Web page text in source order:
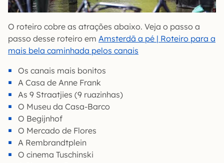
O roteiro cobre as atrações abaixo. Veja o passo a
passo desse roteiro em Amsterdã a pé | Roteiro para a
mais bela caminhada pelos canais
Os canais mais bonitos
A Casa de Anne Frank
As 9 Straatjies (9 ruazinhas)
O Museu da Casa-Barco
O Begijnhof
O Mercado de Flores
A Rembrandtplein
O cinema Tuschinski